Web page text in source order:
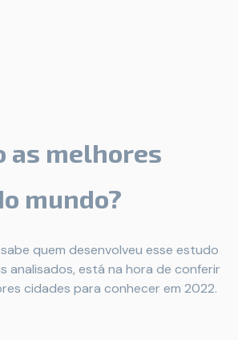
as melhores
mundo?
quem desenvolveu esse estudo
analisados, está na hora de conferir
cidades para conhecer em 2022.